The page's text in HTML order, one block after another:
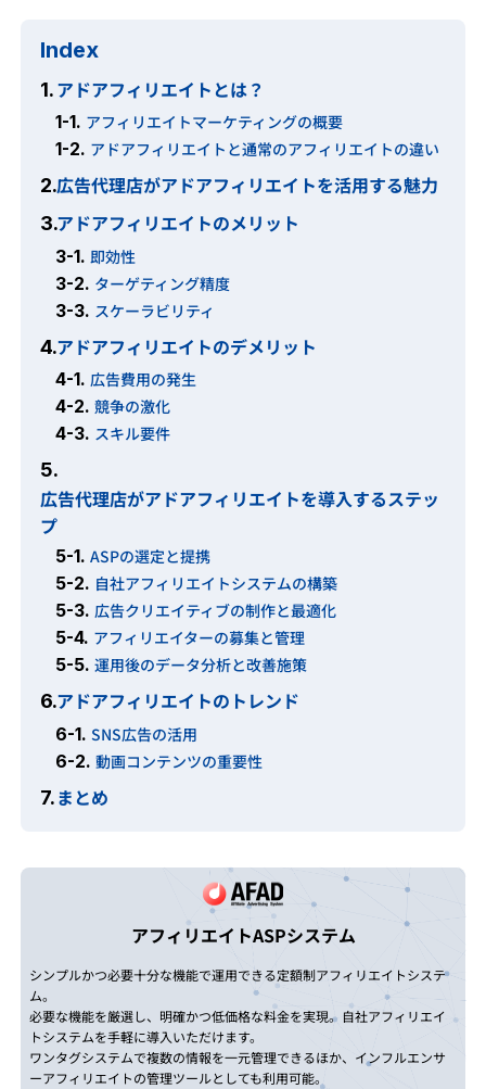
Index
1.アドアフィリエイトとは？
1-1. アフィリエイトマーケティングの概要
1-2. アドアフィリエイトと通常のアフィリエイトの違い
2.広告代理店がアドアフィリエイトを活用する魅力
3.アドアフィリエイトのメリット
3-1. 即効性
3-2. ターゲティング精度
3-3. スケーラビリティ
4.アドアフィリエイトのデメリット
4-1. 広告費用の発生
4-2. 競争の激化
4-3. スキル要件
5.
広告代理店がアドアフィリエイトを導入するステッ
プ
5-1. ASPの選定と提携
5-2. 自社アフィリエイトシステムの構築
5-3. 広告クリエイティブの制作と最適化
5-4. アフィリエイターの募集と管理
5-5. 運用後のデータ分析と改善施策
6.アドアフィリエイトのトレンド
6-1. SNS広告の活用
6-2. 動画コンテンツの重要性
7.まとめ
アフィリエイトASPシステム
シンプルかつ必要十分な機能で運用できる定額制アフィリエイトシステ
ム。
必要な機能を厳選し、明確かつ低価格な料金を実現。自社アフィリエイ
トシステムを手軽に導入いただけます。
ワンタグシステムで複数の情報を一元管理できるほか、インフルエンサ
ーアフィリエイトの管理ツールとしても利用可能。